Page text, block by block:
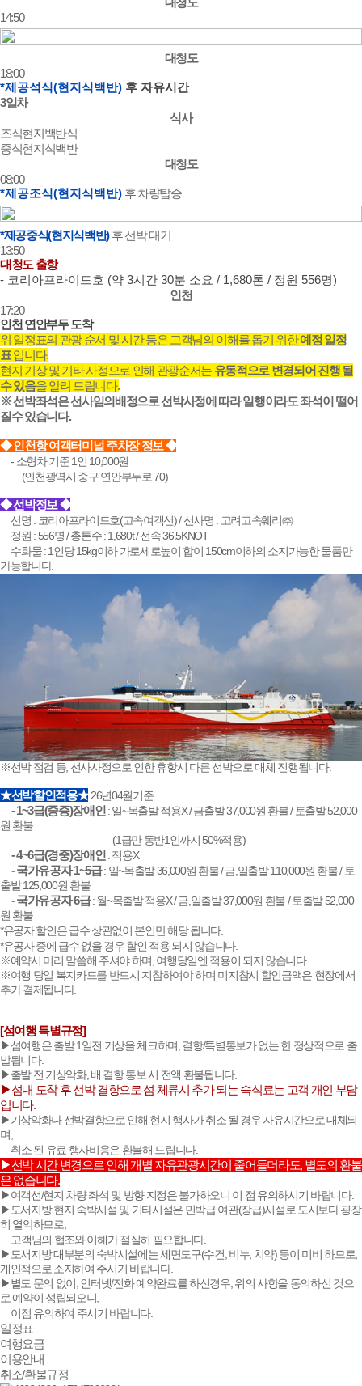
14:50
대청도
18:00
*제공석식(현지식백반) 후 자유시간
3일차
식사
조식현지백반식
중식현지식백반
대청도
08:00
*제공조식(현지식백반) 후 차량탑승
*제공중식(현지식백반)후 선박 대기
13:50
대청도 출항
- 코리아프라이드호 (약 3시간 30분 소요 / 1,680톤 / 정원 556명)
인천
17:20
인천 연안부두 도착
위 일정표의 관광 순서 및 시간 등은 고객님의 이해를 돕기 위한예정 일정
표입니다.
현지 기상 및 기타 사정으로 인해 관광순서는 유동적으로 변경되어 진행 될
수 있음을 알려 드립니다.
※ 선박좌석은 선사임의배정으로 선박사정에 따라 일행이라도 좌석이 떨어
질수 있습니다.
◆ 인천항 여객터미널 주차장 정보 ◆
__- 소형차 기준 1인 10,000원
(인천광역시 중구 연안부두로 70)
◆ 선박정보 ◆
선명 : 코리아프라이드호(고속여객선) / 선사명 : 고려고속훼리㈜
정원 : 556명 / 총톤수 : 1,680t / 선속 36.5KNOT
수화물 : 1인당 15kg이하 가로세로높이 합이 150cm이하의 소지가능한 물품만
가능합니다.
※선박 점검 등, 선사사정으로 인한 휴항시 다른 선박으로 대체 진행됩니다.
★선박할인적용★ 26년04월기준
- 1~3급(중증)장애인 : 일~목출발 적용X / 금출발 37,000원 환불 / 토출발 52,000
원 환불
(1급만 동반1인까지 50%적용)
- 4~6급(경중)장애인 : 적용X
- 국가유공자 1~5급: 일~목출발 36,000원 환불 / 금,일출발 110,000원 환불 / 토
출발 125,000원 환불
- 국가유공자 6급: 월~목출발 적용X / 금,일출발 37,000원 환불 / 토출발 52,000
원 환불
*유공자 할인은 급수 상관없이 본인만 해당 됩니다.
*유공자 증에 급수 없을 경우 할인 적용 되지 않습니다.
※예약시 미리 말씀해 주셔야 하며, 여행당일엔 적용이 되지 않습니다.
※여행 당일 복지카드를 반드시 지참하여야 하며 미지참시 할인금액은 현장에서
추가 결제됩니다.
[섬여행 특별규정]
▶섬여행은 출발 1일전 기상을 체크하며, 결항/특별통보가 없는 한 정상적으로 출
발됩니다.
▶출발 전 기상악화, 배 결항 통보 시 전액 환불됩니다.
▶섬내 도착 후 선박 결항으로 섬 체류시 추가 되는 숙식료는 고객 개인 부담
입니다.
▶기상악화나 선박결항으로 인해 현지 행사가 취소 될 경우 자유시간으로 대체되
며,
취소 된 유료 행사비용은 환불해 드립니다.
▶선박 시간 변경으로 인해 개별 자유관광시간이 줄어들더라도, 별도의 환불
은 없습니다.
▶여객선/현지 차량 좌석 및 방향 지정은 불가하오니 이 점 유의하시기 바랍니다.
▶도서지방 현지 숙박시설 및 기타시설은 민박급 여관(장급)시설로 도시보다 굉장
히 열악하므로,
고객님의 협조와 이해가 절실히 필요합니다.
▶도서지방 대부분의 숙박시설에는 세면도구(수건, 비누, 치약) 등이 미비 하므로,
개인적으로 소지하여 주시기 바랍니다.
▶별도 문의 없이, 인터넷/전화 예약완료를 하신경우, 위의 사항을 동의하신 것으
로 예약이 성립되오니,
이점 유의하여 주시기 바랍니다.
일정표
여행요금
이용안내
취소/환불규정